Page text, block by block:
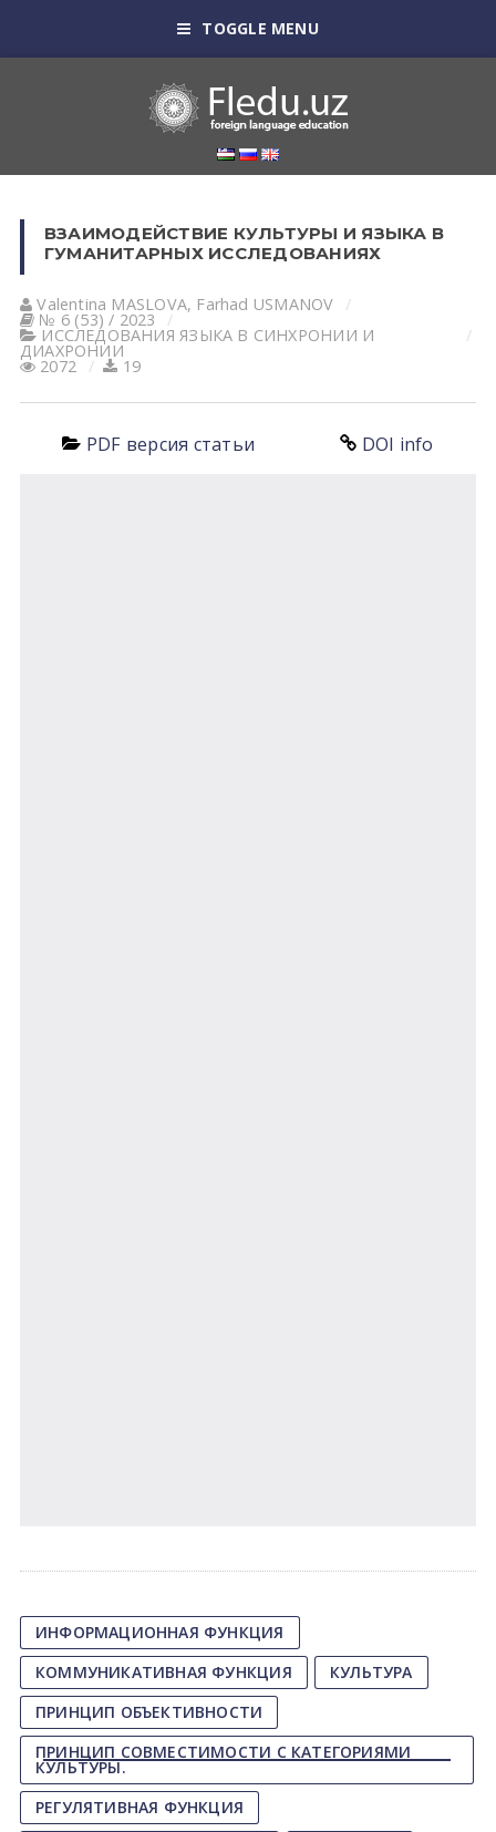
TOGGLE MENU
ВЗАИМОДЕЙСТВИЕ КУЛЬТУРЫ И ЯЗЫКА В
ГУМАНИТАРНЫХ ИССЛЕДОВАНИЯХ
Valentina MASLOVA, Farhad USMANOV
№ 6 (53) / 2023
ИССЛЕДОВАНИЯ ЯЗЫКА В СИНХРОНИИ И
ДИАХРОНИИ
2072 19
PDF версия статьи DOI info
ИНФОРМАЦИОННАЯ ФУНКЦИЯ
КОММУНИКАТИВНАЯ ФУНКЦИЯ
КУЛЬТУРА
ПРИНЦИП ОБЪЕКТИВНОСТИ
ПРИНЦИП СОВМЕСТИМОСТИ С КАТЕГОРИЯМИ
КУЛЬТУРЫ.
РЕГУЛЯТИВНАЯ ФУНКЦИЯ